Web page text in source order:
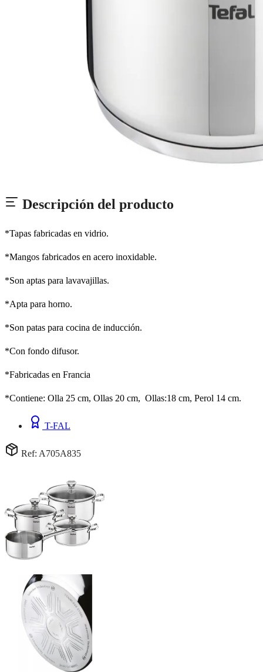
Descripción del producto
*Tapas fabricadas en vidrio.
*Mangos fabricados en acero inoxidable.
*Son aptas para lavavajillas.
*Apta para horno.
*Son patas para cocina de inducción.
*Con fondo difusor.
*Fabricadas en Francia
*Contiene: Olla 25 cm, Ollas 20 cm, Ollas:18 cm, Perol 14 cm.
T-FAL
Ref: A705A835